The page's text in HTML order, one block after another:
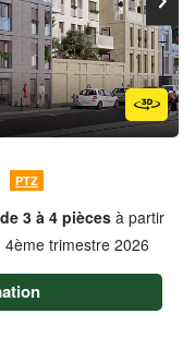
PTZ
3 à 4 pièces à partir
4ème trimestre 2026